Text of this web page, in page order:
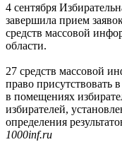
4 сентября
завершила прием
средств массовой
области.
27 средств массовой
право присутствовать
в помещениях
избирателей,
определения
1000inf.ru